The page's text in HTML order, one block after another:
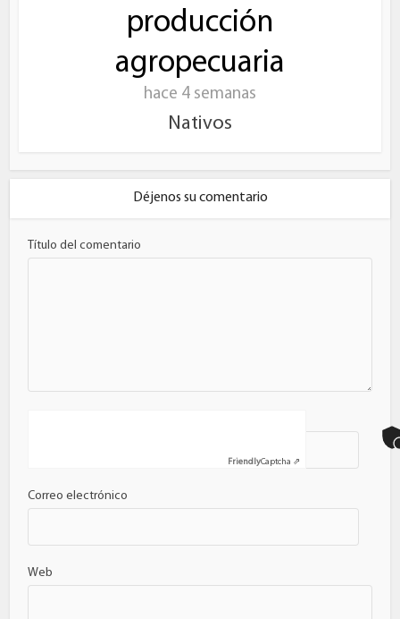
producción
agropecuaria
hace 4 semanas
Nativos
Déjenos su comentario
Título del comentario
Correo electrónico
Web
FriendlyCaptcha ⇗